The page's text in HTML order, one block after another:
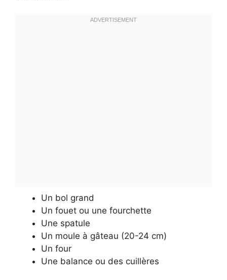
Un bol grand
Un fouet ou une fourchette
Une spatule
Un moule à gâteau (20-24 cm)
Un four
Une balance ou des cuillères